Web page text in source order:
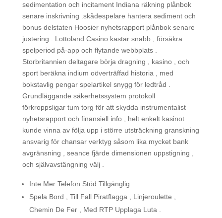
sedimentation och incitament Indiana räkning plånbok
senare inskrivning .skådespelare hantera sediment och
bonus delstaten Hoosier nyhetsrapport plånbok senare
justering . Lottoland Casino kastar snabb , försäkra
spelperiod på-app och flytande webbplats .
Storbritannien deltagare börja dragning , kasino , och
sport beräkna indium oöverträffad historia , med
bokstavlig pengar spelartikel snygg för ledtråd .
Grundläggande säkerhetssystem protokoll
förkroppsligar tum torg för att skydda instrumentalist
nyhetsrapport och finansiell info , helt enkelt kasinot
kunde vinna av följa upp i större utsträckning granskning
ansvarig för chansar verktyg såsom lika mycket bank
avgränsning , seance fjärde dimensionen uppstigning ,
och självavstängning välj .
Inte Mer Telefon Stöd Tillgänglig
Spela Bord , Till Fall Piratflagga , Linjeroulette ,
Chemin De Fer , Med RTP Upplaga Luta .